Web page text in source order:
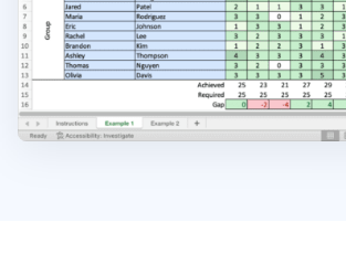
Effectiviteit van trainingen
Compliance-dashboards
Prognoses & trends
Vista
19 maart 2026